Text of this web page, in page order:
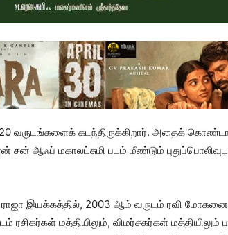
20 வருடங்களைக் கடந்திருக்கிறார். அதைக்
சன் ஆஃப் மகாலட்சுமி படம் மீண்டும்
இயக்கத்தில், 2003 ஆம் வருடம் ரவி மோகனை
ரசிகர்கள் மத்தியிலும், விமர்சகர்கள் மத்தியிலும்